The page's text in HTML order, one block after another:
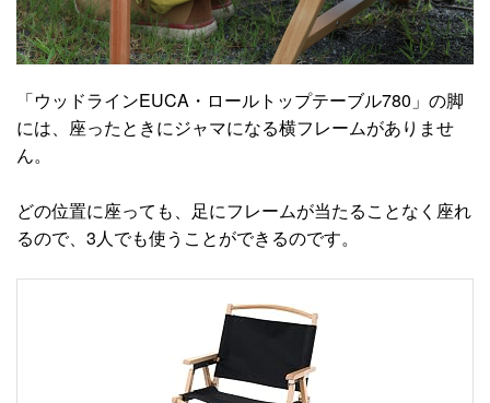
「ウッドラインEUCA・ロールトップテーブル780」の脚
には、座ったときにジャマになる横フレームがありませ
ん。
どの位置に座っても、足にフレームが当たることなく座れ
るので、3人でも使うことができるのです。